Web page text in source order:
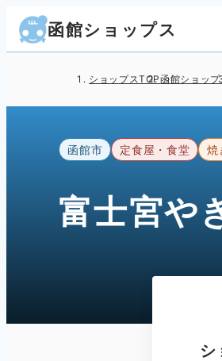
函館ショップス
ショップスTOP函館ショップ
函館市 定食屋・食堂 焼
富士宮や
シ